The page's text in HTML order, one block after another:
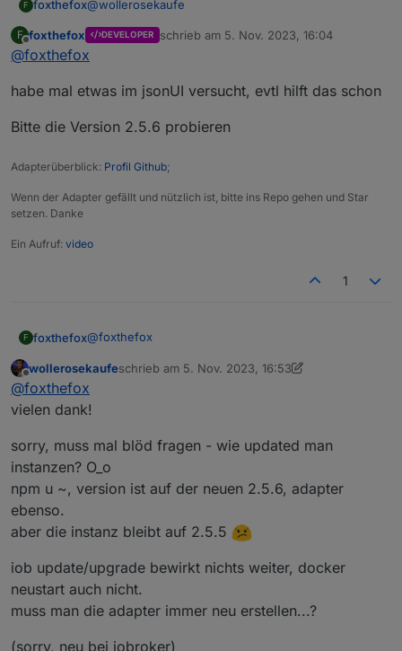
F foxthefox@wollerosekaufe
Zu dem "fritzdect has an invalid jsonConfig" gibt es
schon ein Issue auf github, da schon berichtet. Ist
erklären.
Welche admin Version?
<== TypeError: Cannot read properties of null
(reading 'val') "?
F
Offline
foxthefox DEVELOPER schrieb am 5. Nov. 2023, 16:04
zuletzt editiert von
@foxthefox
habe mal etwas im jsonUI versucht, evtl hilft das schon
Bitte die Version 2.5.6 probieren
Adapterüberblick: Profil Github;
Wenn der Adapter gefällt und nützlich ist, bitte ins Repo gehen und Star
setzen. Danke
Ein Aufruf: video
1
F foxthefox@foxthefox
habe mal etwas im jsonUI versucht, evtl hilft das
schon
Bitte die Version 2.5.6 probieren
Offline
wollerosekaufeschrieb am 5. Nov. 2023, 16:53
zuletzt editiert von wollerosekaufe
@foxthefox
vielen dank!
sorry, muss mal blöd fragen - wie updated man
instanzen? O_o
npm u ~, version ist auf der neuen 2.5.6, adapter
ebenso.
aber die instanz bleibt auf 2.5.5
iob update/upgrade bewirkt nichts weiter, docker
neustart auch nicht.
muss man die adapter immer neu erstellen...?
(sorry, neu bei iobroker)